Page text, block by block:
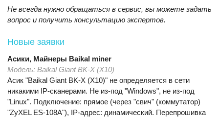
Не всегда нужно обращаться в сервис, вы можете задать
вопрос и получить консультацию экспертов.
Новые заявки
Асики, Майнеры Baikal miner
Модель: Baikal Giant BK-X (X10)
Асик "Baikal Giant BK-X (X10)" не определяется в сети
никакими IP-сканерами. Не из-под "Windows", не из-под
"Linux". Подключение: прямое (через "свич" (коммутатор)
"ZyXEL ES-108A"), IP-адрес: динамический. Перепрошивка